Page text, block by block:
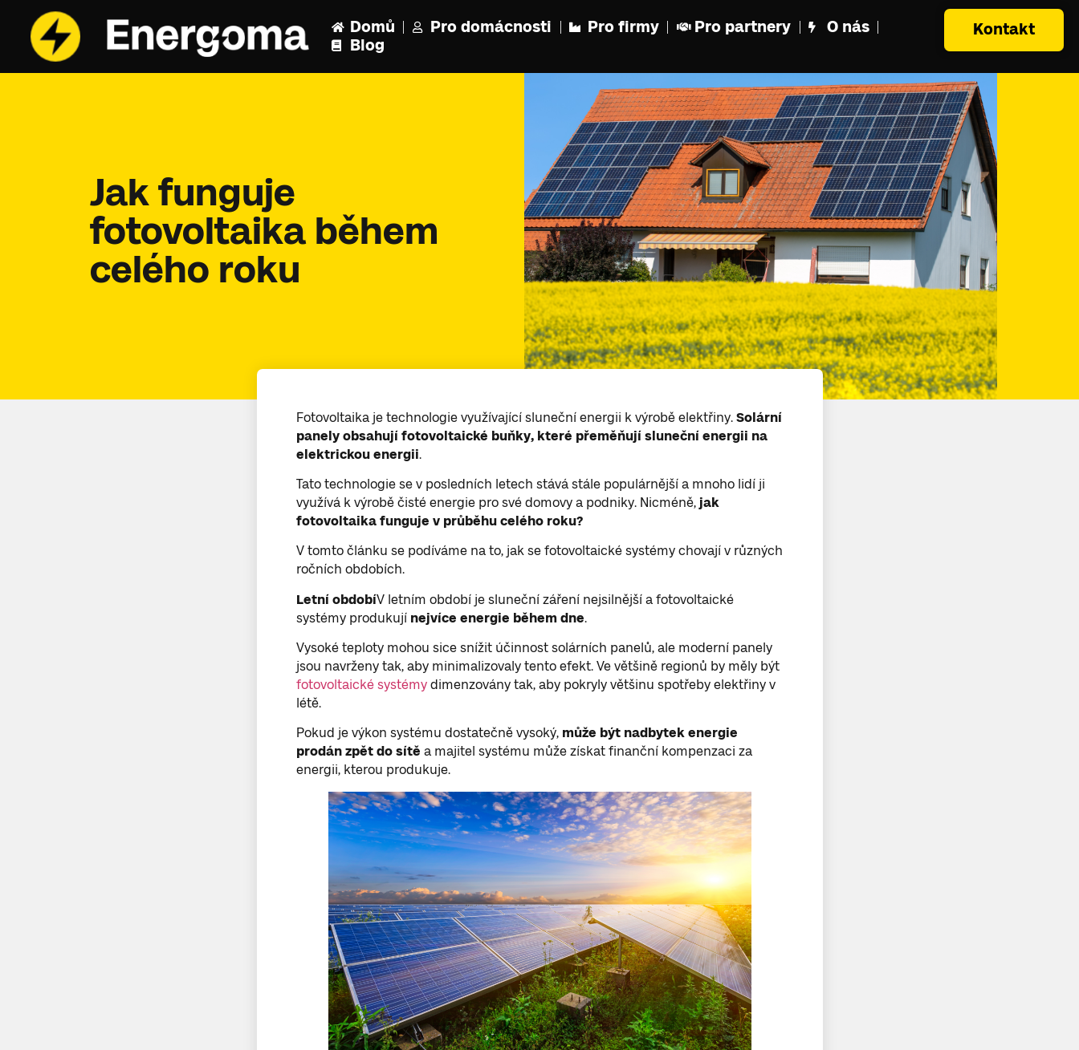
Domů Pro domácnosti Pro firmy Pro partnery
O nás
Blog
Kontakt
Jak funguje
fotovoltaika během
celého roku
Fotovoltaika je technologie využívající sluneční energii k výrobě elektřiny. Solární
panely obsahují fotovoltaické buňky, které přeměňují sluneční energii na
elektrickou energii.
Tato technologie se v posledních letech stává stále populárnější a mnoho lidí ji
využívá k výrobě čisté energie pro své domovy a podniky. Nicméně, jak
fotovoltaika funguje v průběhu celého roku?
V tomto článku se podíváme na to, jak se fotovoltaické systémy chovají v různých
ročních obdobích.
Letní obdobíV letním období je sluneční záření nejsilnější a fotovoltaické
systémy produkují nejvíce energie během dne.
Vysoké teploty mohou sice snížit účinnost solárních panelů, ale moderní panely
jsou navrženy tak, aby minimalizovaly tento efekt. Ve většině regionů by měly být
fotovoltaické systémydimenzovány tak, aby pokryly většinu spotřeby elektřiny v
létě.
Pokud je výkon systému dostatečně vysoký, může být nadbytek energie
prodán zpět do sítě a majitel systému může získat finanční kompenzaci za
energii, kterou produkuje.